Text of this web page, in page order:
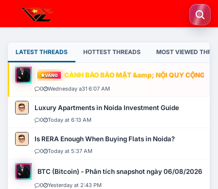
LATEST THREADS HOTTEST THREADS MOST VIEWED
VÀNG CẢNH BÁO BẢO MẬT &amp; NỘI QUY CỘNG
0 Wednesday a31 6:07 AM
Luxury Apartments in Noida Investment Guide
0 Today at 6:13 AM
Is RERA Enough When Buying Flats in Noida?
0 Today at 5:37 AM
BTC (Bitcoin) - Phân tích snapshot ngày 06/08/2026
0 Yesterday at 2:43 PM